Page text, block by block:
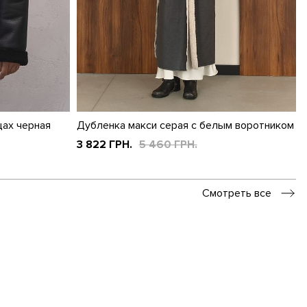
черная
Дубленка макси серая с белым воротником
3 822 ГРН. 5 460 ГРН.
Смотреть все